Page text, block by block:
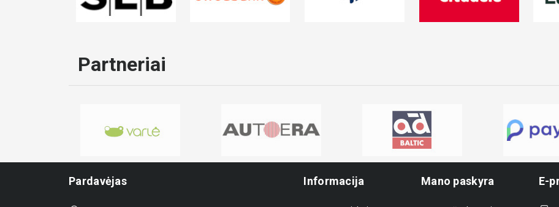
Partneriai
Pardavėjas Informacija Mano paskyra E-